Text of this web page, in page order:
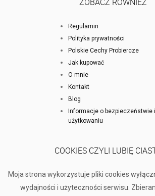
Regulamin
Polityka prywatności
Polskie Cechy Probiercze
Jak kupować
O mnie
Kontakt
Blog
Informacje o bezpieczeństwie i
użytkowaniu
COOKIES CZYLI LUBIĘ
Moja strona wykorzystuje pliki cookies
wydajności i użyteczności serwisu.